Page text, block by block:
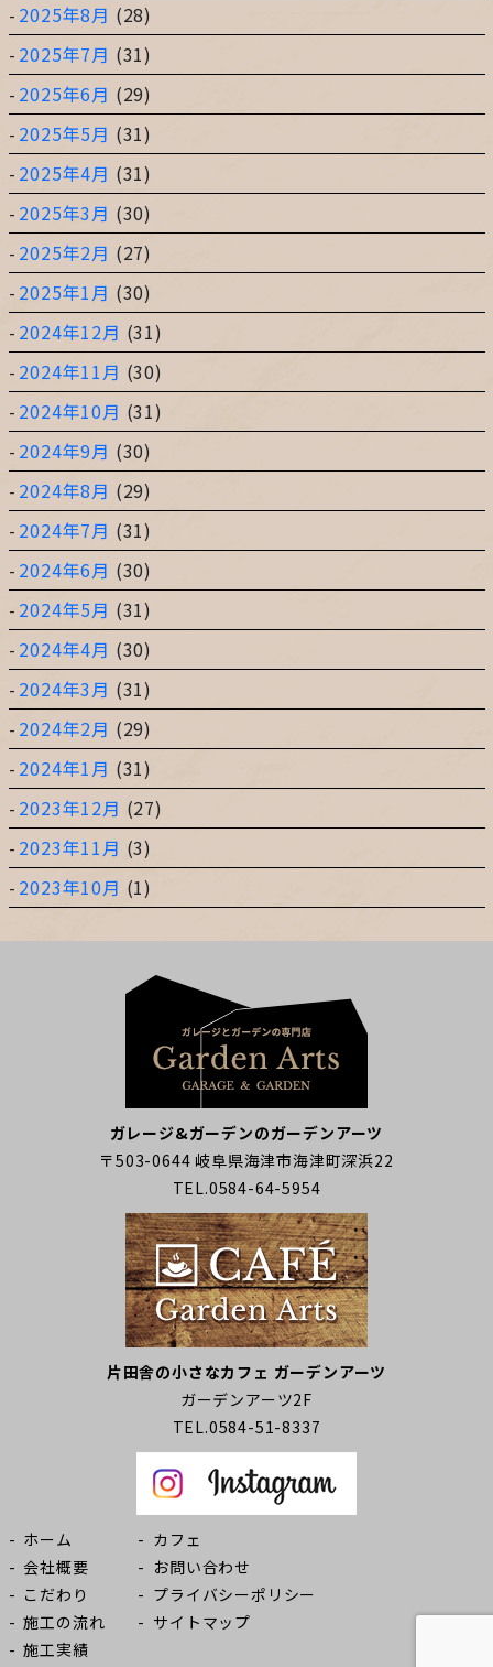
2025年8月 (28)
2025年7月 (31)
2025年6月 (29)
2025年5月 (31)
2025年4月 (31)
2025年3月 (30)
2025年2月 (27)
2025年1月 (30)
2024年12月 (31)
2024年11月 (30)
2024年10月 (31)
2024年9月 (30)
2024年8月 (29)
2024年7月 (31)
2024年6月 (30)
2024年5月 (31)
2024年4月 (30)
2024年3月 (31)
2024年2月 (29)
2024年1月 (31)
2023年12月 (27)
2023年11月 (3)
2023年10月 (1)
ガレージ&ガーデンのガーデンアーツ
〒503-0644 岐阜県海津市海津町深浜22
TEL.0584-64-5954
片田舎の小さなカフェ ガーデンアーツ
ガーデンアーツ2F
TEL.0584-51-8337
ホーム
会社概要
こだわり
施工の流れ
施工実績
カフェ
お問い合わせ
プライバシーポリシー
サイトマップ